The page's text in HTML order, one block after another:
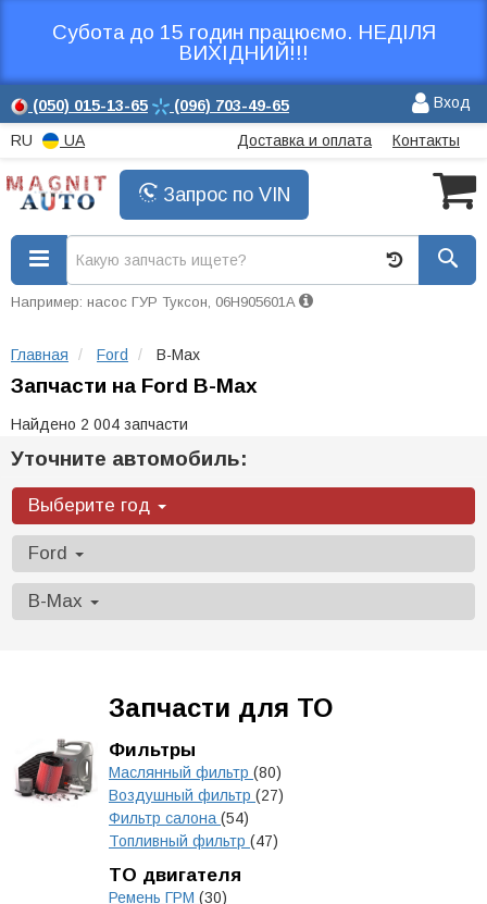
Субота до 15 годин працюємо. НЕДІЛЯ
ВИХІДНИЙ!!!
(050) 015-13-65 (096) 703-49-65 Вход
RU UA Доставка и оплата Контакты
Запрос по VIN
Например: насос ГУР Туксон, 06H905601A
Главная Ford B-Max
Запчасти на Ford B-Max
Найдено 2 004 запчасти
Уточните автомобиль:
Выберите год
Ford
B-Max
Запчасти для ТО
Фильтры
Маслянный фильтр (80)
Воздушный фильтр (27)
Фильтр салона (54)
Топливный фильтр (47)
ТО двигателя
Ремень ГРМ (30)